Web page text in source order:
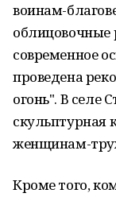
воинам-
облицовочные
современное
проведена
огонь". В селе
скульптурная
женщинам-
Кроме того,